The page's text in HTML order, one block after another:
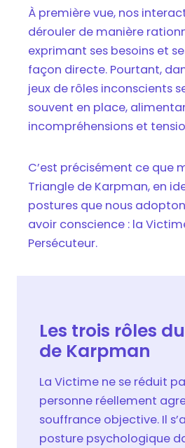
À première vue, nos
dérouler de manière
exprimant ses besoins et
façon directe. Pourtant,
jeux de rôles inconscients
souvent en place,
incompréhensions et
C’est précisément ce que
Triangle de Karpman, en
postures que nous
avoir conscience : la
Persécuteur.
Les trois rôles
de Karpman
La Victime ne se réduit
personne réellement
souffrance objective. Il
posture psychologique